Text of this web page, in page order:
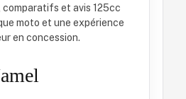
comparatifs et avis 125cc
moto et une expérience
en concession.